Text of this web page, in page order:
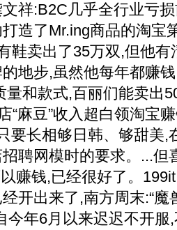
祥:B2C几乎全行业亏
造了Mr.ing商品的淘宝
鞋卖出了35万双,但他
地步,虽然他每年都赚
量和款式,百丽们能卖出
“麻豆”收入超白领淘宝
要长相够日韩、够甜
聘网模时的要求。...但
赚钱,已经很好了。
开出来了,南方周末:“魔
今年6月以来迟迟不开服